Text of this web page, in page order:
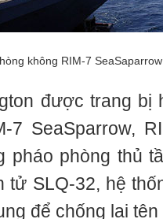
không RIM-7
được trang bị
7 SeaSparrow,
pháo phòng thủ
tử SLQ-32, hệ
để chống lại